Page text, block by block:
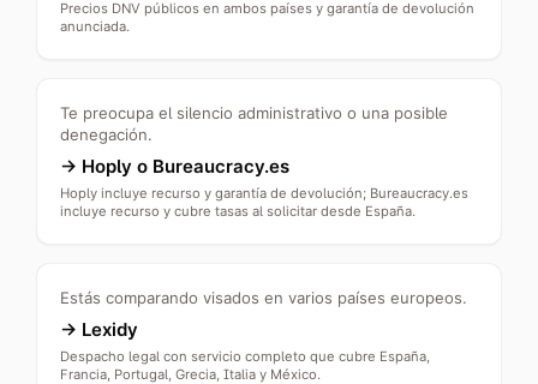
Precios DNV públicos en ambos países y garantía de devolución
anunciada.
Te preocupa el silencio administrativo o una posible
denegación.
→ Hoply o Bureaucracy.es
Hoply incluye recurso y garantía de devolución; Bureaucracy.es
incluye recurso y cubre tasas al solicitar desde España.
Estás comparando visados en varios países europeos.
→ Lexidy
Despacho legal con servicio completo que cubre España,
Francia, Portugal, Grecia, Italia y México.